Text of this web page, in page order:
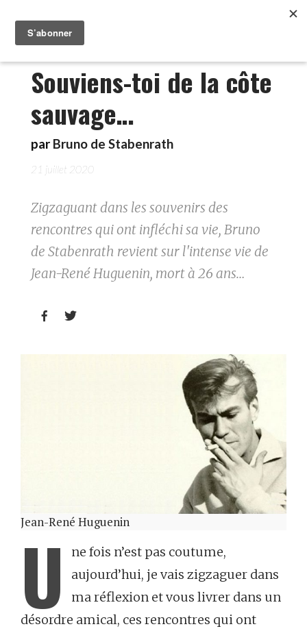
Souviens-toi de la côte
sauvage…
par Bruno de Stabenrath
21 juillet 2020
Zigzaguant dans les souvenirs des
rencontres qui ont infléchi sa vie, Bruno
de Stabenrath revient sur l'intense vie de
Jean-René Huguenin, mort à 26 ans…
 
Jean-René Huguenin
U
ne fois n’est pas coutume,
aujourd’hui, je vais zigzaguer dans
ma réflexion et vous livrer dans un
désordre amical, ces rencontres qui ont